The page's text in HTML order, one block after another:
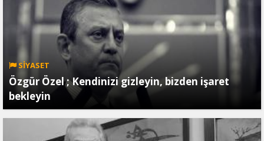
SİYASET
Özgür Özel ; Kendinizi gizleyin, bizden işaret
bekleyin